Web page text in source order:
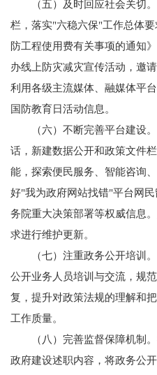
（五）及时回应社会关切。
栏，落实"六稳六保"工作总体
防工程使用费有关事项的通知
办线上防灾减灾宣传活动，邀
利用各级主流媒体、融媒体平
国防教育日活动信息。
（六）不断完善平台建设。
话，新建数据公开和政策文件
能，探索便民服务、智能咨询
好"我为政府网站找错"平台网
务院重大决策部署等权威信息
求进行维护更新。
（七）注重政务公开培训。
公开业务人员培训与交流，规
复，提升对政策法规的理解和
工作质量。
（八）完善监督保障机制。
政府建设述职内容，将政务公